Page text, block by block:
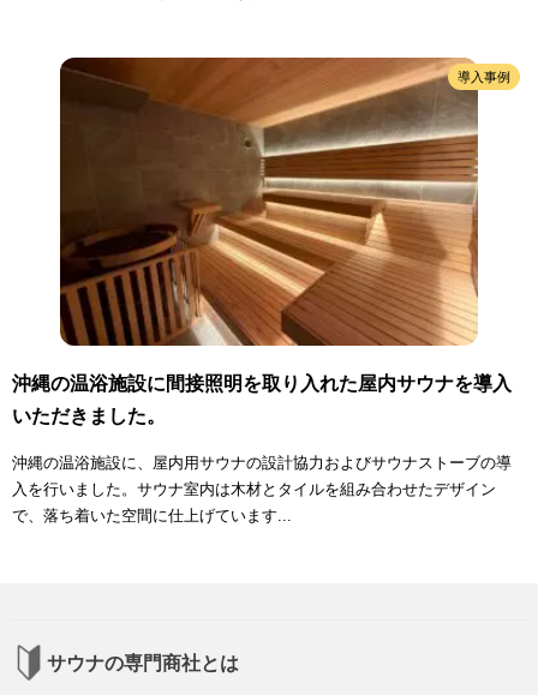
導入事例
沖縄の温浴施設に間接照明を取り入れた屋内サウナを導入
いただきました。
沖縄の温浴施設に、屋内用サウナの設計協力およびサウナストーブの導
入を行いました。サウナ室内は木材とタイルを組み合わせたデザイン
で、落ち着いた空間に仕上げています...
サウナの専門商社とは